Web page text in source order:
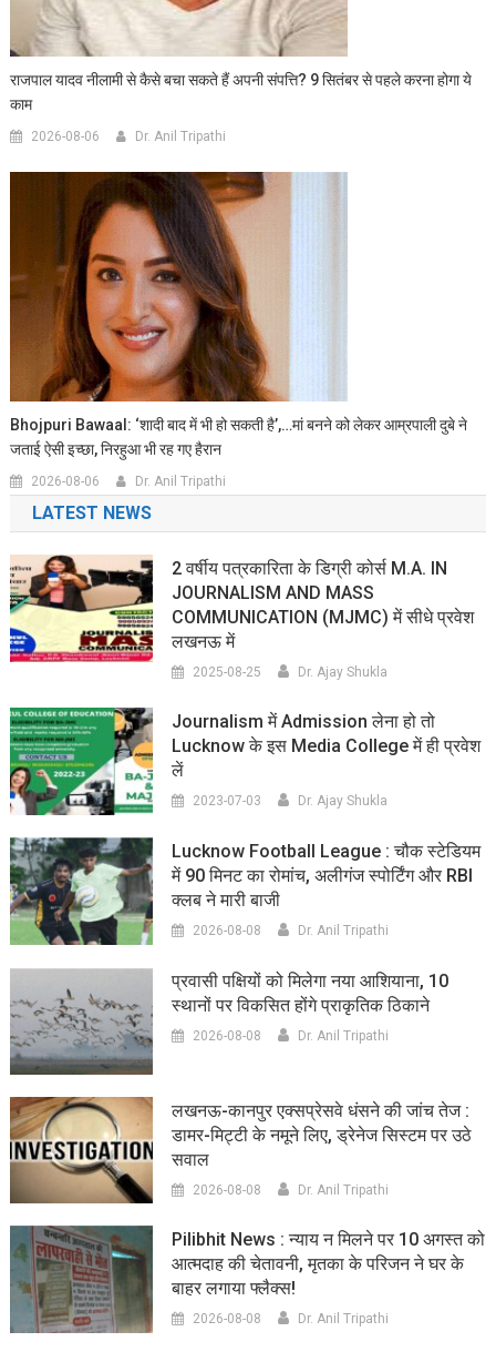
राजपाल यादव नीलामी से कैसे बचा सकते हैं अपनी संपत्ति? 9 सितंबर से पहले करना होगा ये
काम
2026-08-06 Dr. Anil Tripathi
Bhojpuri Bawaal: ‘शादी बाद में भी हो सकती है’,…मां बनने को लेकर आम्रपाली दुबे ने
जताई ऐसी इच्छा, निरहुआ भी रह गए हैरान
2026-08-06 Dr. Anil Tripathi
LATEST NEWS
2 वर्षीय पत्रकारिता के डिग्री कोर्स M.A. IN
JOURNALISM AND MASS
COMMUNICATION (MJMC) में सीधे प्रवेश
लखनऊ में
2025-08-25 Dr. Ajay Shukla
Journalism में Admission लेना हो तो
Lucknow के इस Media College में ही प्रवेश
लें
2023-07-03 Dr. Ajay Shukla
Lucknow Football League : चौक स्टेडियम
में 90 मिनट का रोमांच, अलीगंज स्पोर्टिंग और RBI
क्लब ने मारी बाजी
2026-08-08 Dr. Anil Tripathi
प्रवासी पक्षियों को मिलेगा नया आशियाना, 10
स्थानों पर विकसित होंगे प्राकृतिक ठिकाने
2026-08-08 Dr. Anil Tripathi
लखनऊ-कानपुर एक्सप्रेसवे धंसने की जांच तेज :
डामर-मिट्टी के नमूने लिए, ड्रेनेज सिस्टम पर उठे
सवाल
2026-08-08 Dr. Anil Tripathi
Pilibhit News : न्याय न मिलने पर 10 अगस्त को
आत्मदाह की चेतावनी, मृतका के परिजन ने घर के
बाहर लगाया फ्लैक्स!
2026-08-08 Dr. Anil Tripathi